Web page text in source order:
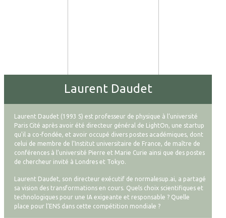
Laurent Daudet
Laurent Daudet (1993 S) est professeur de physique à l’université
Paris Cité après avoir été directeur général de LightOn, une startup
qu'il a co-fondée, et avoir occupé divers postes académiques, dont
celui de membre de l’Institut universitaire de France, de maître de
conférences à l’université Pierre et Marie Curie ainsi que des postes
de chercheur invité à Londres et Tokyo.
Laurent Daudet, son directeur exécutif de normalesup.ai, a partagé
sa vision des transformations en cours. Quels choix scientifiques et
technologiques pour une IA exigeante et responsable ? Quelle
place pour l’ENS dans cette compétition mondiale ?